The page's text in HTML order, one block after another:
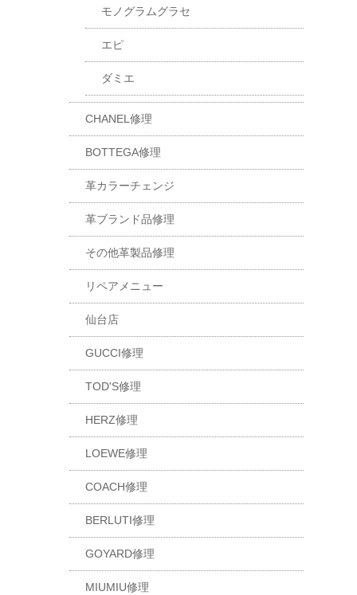
モノグラムグラセ
エピ
ダミエ
CHANEL修理
BOTTEGA修理
革カラーチェンジ
革ブランド品修理
その他革製品修理
リペアメニュー
仙台店
GUCCI修理
TOD'S修理
HERZ修理
LOEWE修理
COACH修理
BERLUTI修理
GOYARD修理
MIUMIU修理